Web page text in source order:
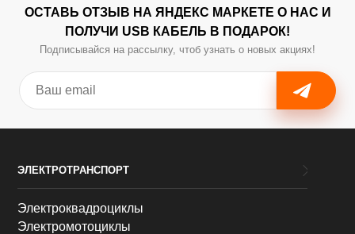
ОСТАВЬ ОТЗЫВ НА ЯНДЕКС МАРКЕТЕ О НАС И
ПОЛУЧИ USB КАБЕЛЬ В ПОДАРОК!
Подписывайся на рассылку, чтоб узнать о новых акциях!
ЭЛЕКТРОТРАНСПОРТ
Электроквадроциклы
Электромотоциклы